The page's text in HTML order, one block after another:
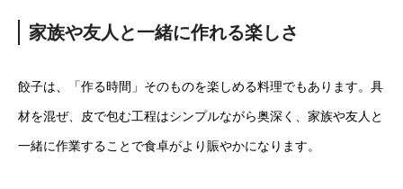
家族や友人と一緒に作れる楽しさ
餃子は、「作る時間」そのものを楽しめる料理でもあります。具
材を混ぜ、皮で包む工程はシンプルながら奥深く、家族や友人と
一緒に作業することで食卓がより賑やかになります。